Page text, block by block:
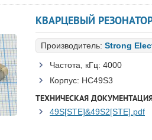
КВАРЦЕВЫЙ РЕЗОНАТОР
Производитель: Strong
Частота, кГц: 4000
Корпус: HC49S3
ТЕХНИЧЕСКАЯ
49S[STE]&49S2[STE].pdf